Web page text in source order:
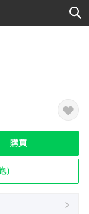
購買
）